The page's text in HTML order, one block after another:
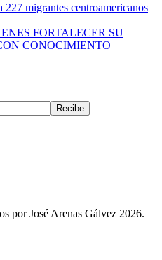
227 migrantes centroamericanos
FORTALECER SU
CONOCIMIENTO
por José Arenas Gálvez 2026.